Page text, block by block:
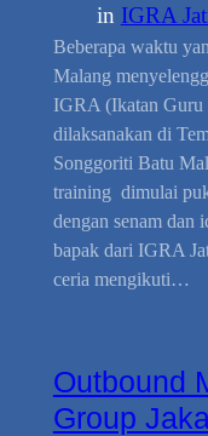
in IGRA
Beberapa waktu
Malang
IGRA (Ikatan Guru
dilaksanakan di
Songgoriti Batu
training dimulai
dengan senam dan
bapak dari IGRA
ceria mengikuti…
Outbound
Group